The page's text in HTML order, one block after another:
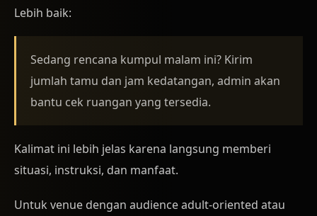
Lebih baik:
Sedang rencana kumpul malam ini? Kirim
jumlah tamu dan jam kedatangan, admin akan
bantu cek ruangan yang tersedia.
Kalimat ini lebih jelas karena langsung memberi
situasi, instruksi, dan manfaat.
Untuk venue dengan audience adult-oriented atau